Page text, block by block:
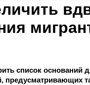
список оснований
предусматривающих